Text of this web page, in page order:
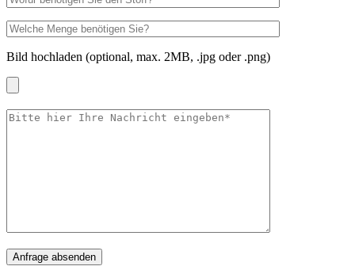
Bild hochladen (optional, max. 2MB, .jpg oder .png)